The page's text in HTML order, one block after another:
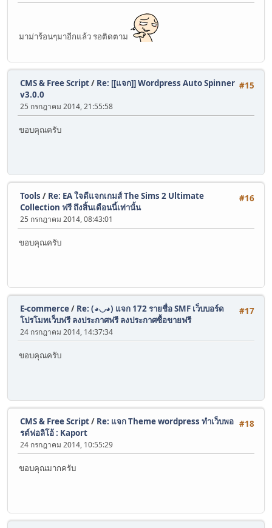
มาม่าร้อนๆมาอีกแล้ว รอติดตาม
#15
CMS & Free Script/ Re: [[แจก]] Wordpress Auto Spinner
v3.0.0
25 กรกฎาคม 2014, 21:55:58
ขอบคุณครับ
#16
Tools / Re: EA ใจดีแจกเกมส์ The Sims 2 Ultimate
Collection ฟรี ถึงสิ้นเดือนนี้เท่านั้น
25 กรกฎาคม 2014, 08:43:01
ขอบคุณครับ
#17
E-commerce/ Re: (◕◡◕) แจก 172 รายชื่อ SMF เว็บบอร์ด
โปรโมทเว็บฟรี ลงประกาศฟรี ลงประกาศซื้อขายฟรี
24 กรกฎาคม 2014, 14:37:34
ขอบคุณครับ
#18
CMS & Free Script/ Re: แจก Theme wordpress ทำเว็บพอ
รต์ฟอลิโอ้ : Kaport
24 กรกฎาคม 2014, 10:55:29
ขอบคุณมากครับ